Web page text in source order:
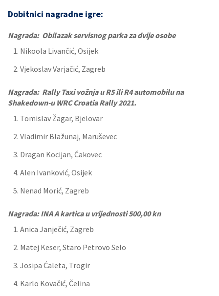
Dobitnici nagradne igre:
Nagrada: Obilazak servisnog parka za dvije osobe
Nikoola Livančić, Osijek
Vjekoslav Varjačić, Zagreb
Nagrada: Rally Taxi vožnja u R5 ili R4 automobilu na
Shakedown-u WRC Croatia Rally 2021.
Tomislav Žagar, Bjelovar
Vladimir Blažunaj, Maruševec
Dragan Kocijan, Čakovec
Alen Ivanković, Osijek
Nenad Morić, Zagreb
Nagrada: INA A kartica u vrijednosti 500,00 kn
Anica Janječić, Zagreb
Matej Keser, Staro Petrovo Selo
Josipa Ćaleta, Trogir
Karlo Kovačić, Čelina